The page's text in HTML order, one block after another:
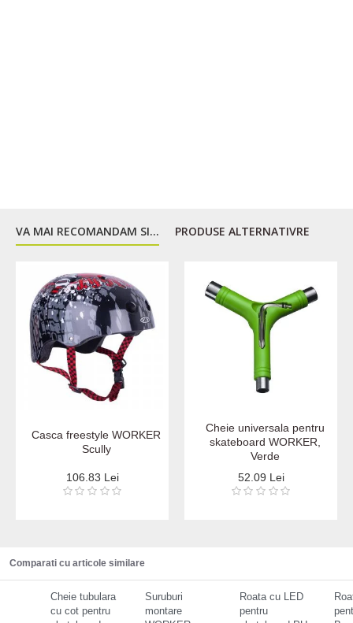
VA MAI RECOMANDAM SI... PRODUSE ALTERNATIVRE
Casca freestyle WORKER
Scully
106.83 Lei
Cheie universala pentru
skateboard WORKER,
Verde
52.09 Lei
Comparati cu articole similare
Cheie tubulara
cu cot pentru
Suruburi
montare
Roata cu LED
pentru